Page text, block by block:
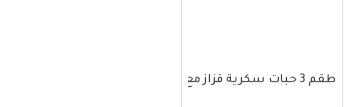
طقم 3 حبات سكرية قزاز مع غطاء – قطر 6 سم ارتفاع 3 سم